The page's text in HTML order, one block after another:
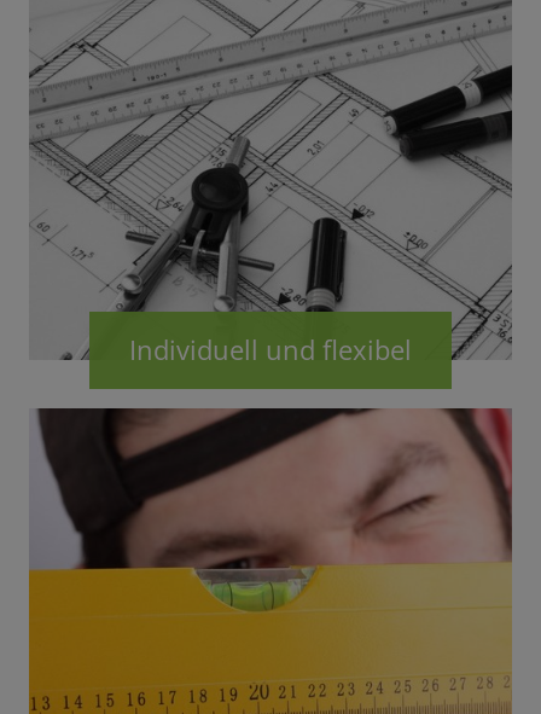
Individuell und flexibel